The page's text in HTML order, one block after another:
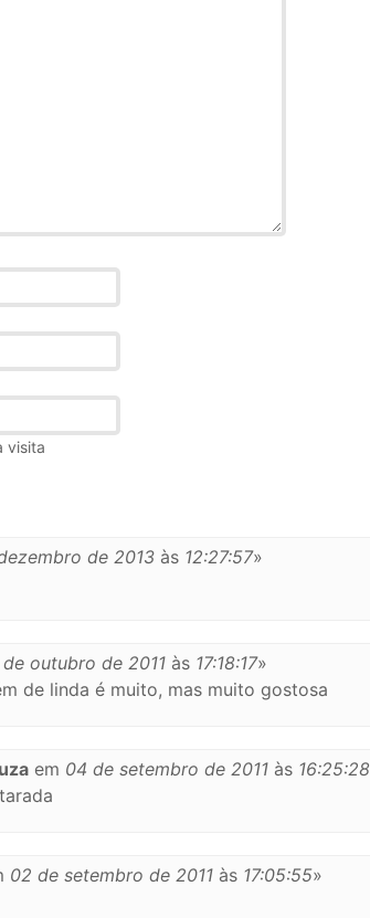
visita
de 2013 às 12:27:57»
de outubro de 2011 às 17:18:17»
de linda é muito, mas muito gostosa
em 04 de setembro de 2011 às 16:25:28
02 de setembro de 2011 às 17:05:55»